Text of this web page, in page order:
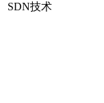
SDN技术